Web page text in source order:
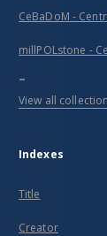
CeBaDoM -
millPOLstone -
...
View all
Indexes
Title
Creator